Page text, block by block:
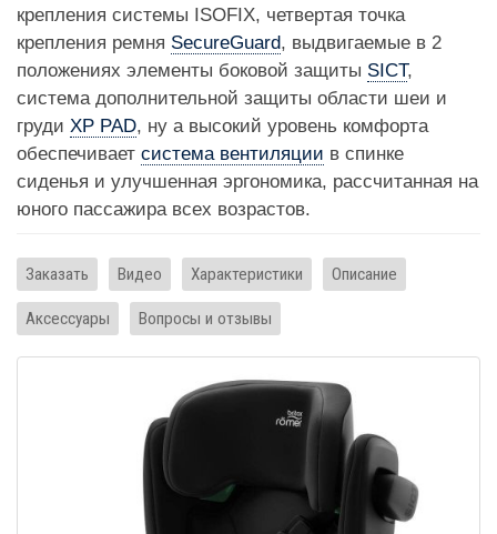
крепления системы ISOFIX, четвертая точка
крепления ремня SecureGuard, выдвигаемые в 2
положениях элементы боковой защиты SICT,
система дополнительной защиты области шеи и
груди XP PAD, ну а высокий уровень комфорта
обеспечивает система вентиляции в спинке
сиденья и улучшенная эргономика, рассчитанная на
юного пассажира всех возрастов.
Заказать Видео Характеристики Описание
Аксессуары Вопросы и отзывы